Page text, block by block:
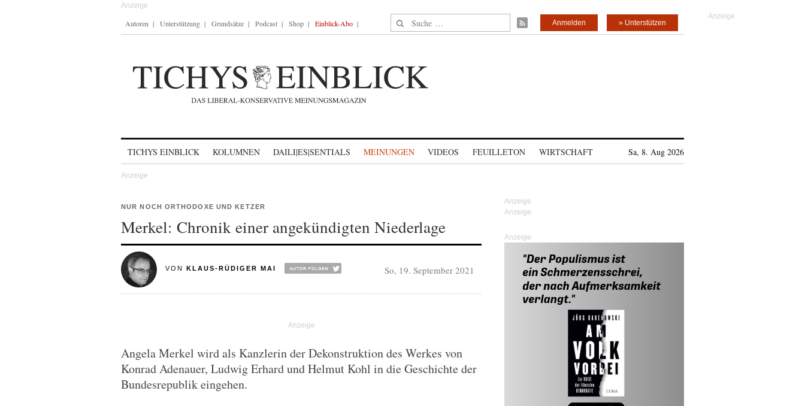
Autoren Unterstützung Grundsätze Podcast Shop Einblick-Abo Suche nach: » Unterstützen
Anmelden
TICHYS EINBLICK KOLUMNEN DAILI|ES|SENTIALS MEINUNGEN VIDEOS FEUILLETON WIRTSCHAFT Sa, 8. Aug 2026
NUR NOCH ORTHODOXE UND KETZER
Merkel: Chronik einer angekündigten Niederlage
VON KLAUS-RÜDIGER MAI So, 19. September 2021
Angela Merkel wird als Kanzlerin der Dekonstruktion des Werkes von
Konrad Adenauer, Ludwig Erhard und Helmut Kohl in die Geschichte der
Bundesrepublik eingehen.
Anzeige